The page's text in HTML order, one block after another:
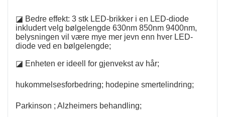
◪ Bedre effekt: 3 stk LED-brikker i en LED-diode
inkludert velg bølgelengde 630nm 850nm 9400nm,
belysningen vil være mye mer jevn enn hver LED-
diode ved en bølgelengde;
◪ Enheten er ideell for gjenvekst av hår;
hukommelsesforbedring; hodepine smertelindring;
Parkinson ; Alzheimers behandling;